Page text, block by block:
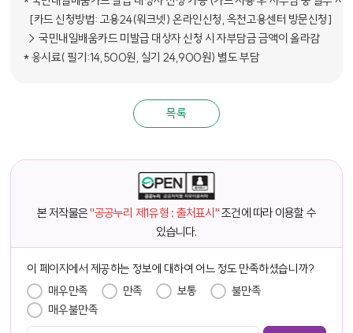
   [카드 신청방법: 고용24(워크넷) 온라인신청, 옥천고용센터 방문신청]
→ 국민내일배움카드 미발급 대상자 신청 시 자부담금 금액이 올라감
목록
본 저작물은"공공누리 제1유형 : 출처표시"조건에 따라 이용할 수
있습니다.
이 페이지에서 제공하는 정보에 대하여 어느 정도 만족하셨습니까?
매우만족 만족 보통
불만족
매우불만족